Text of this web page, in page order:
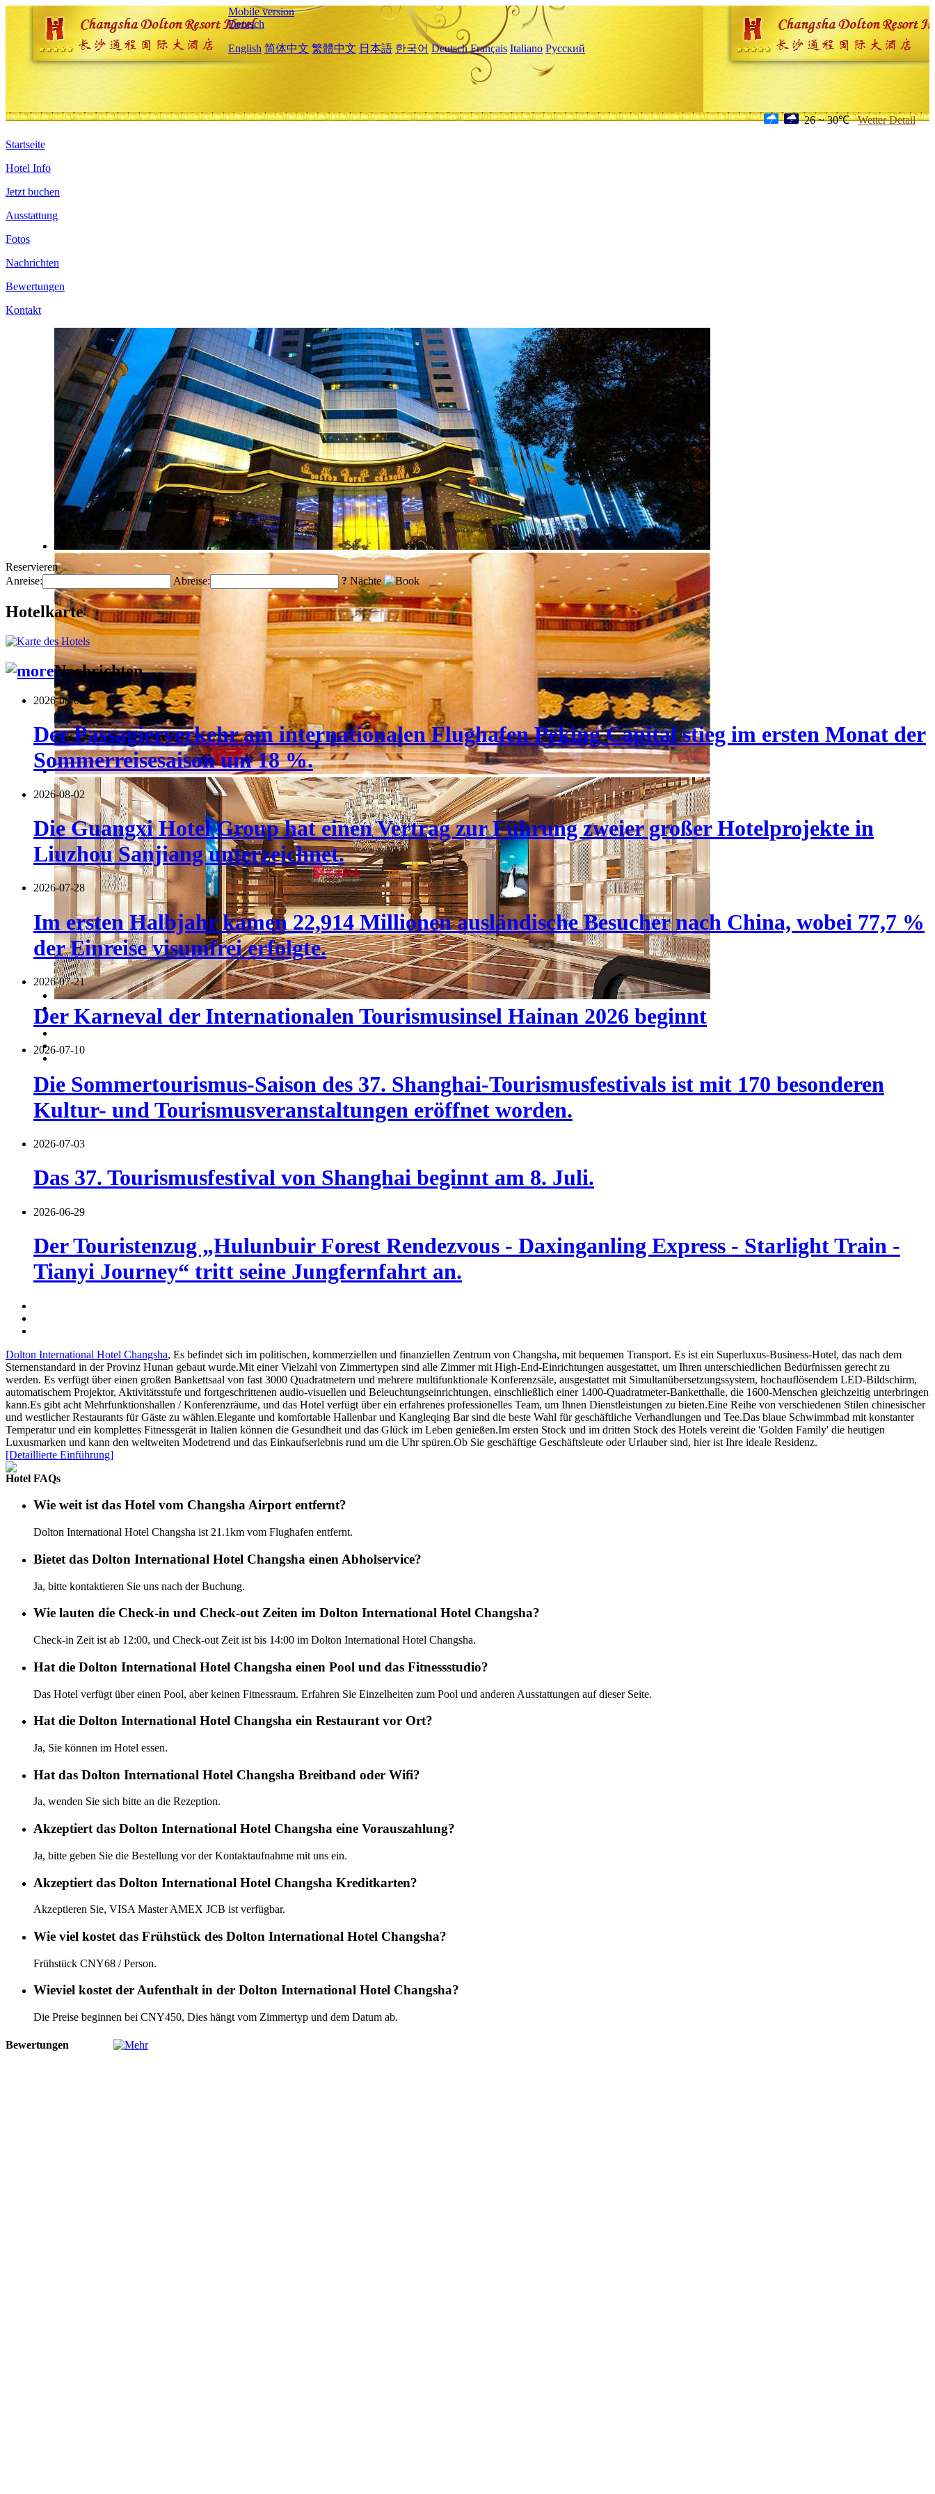
Mobile version
Deutsch
English 简体中文 繁體中文 日本語 한국어 Deutsch Français Italiano Русский
26 ~ 30℃ Wetter Detail
Startseite
Hotel Info
Jetzt buchen
Ausstattung
Fotos
Nachrichten
Bewertungen
Kontakt
Reservieren
Anreise:
Abreise: ?Nächte
Hotelkarte
Nachrichten
2026-08-08
Der Passagierverkehr am internationalen Flughafen Peking Capital stieg im ersten Monat der
Sommerreisesaison um 18 %.
2026-08-02
Die Guangxi Hotel Group hat einen Vertrag zur Führung zweier großer Hotelprojekte in
Liuzhou Sanjiang unterzeichnet.
2026-07-28
Im ersten Halbjahr kamen 22,914 Millionen ausländische Besucher nach China, wobei 77,7 %
der Einreise visumfrei erfolgte.
2026-07-21
Der Karneval der Internationalen Tourismusinsel Hainan 2026 beginnt
2026-07-10
Die Sommertourismus-Saison des 37. Shanghai-Tourismusfestivals ist mit 170 besonderen
Kultur- und Tourismusveranstaltungen eröffnet worden.
2026-07-03
Das 37. Tourismusfestival von Shanghai beginnt am 8. Juli.
2026-06-29
Der Touristenzug „Hulunbuir Forest Rendezvous - Daxinganling Express - Starlight Train -
Tianyi Journey“ tritt seine Jungfernfahrt an.
Dolton International Hotel Changsha, Es befindet sich im politischen, kommerziellen und finanziellen Zentrum von Changsha, mit bequemen Transport. Es ist ein Superluxus-Business-Hotel, das nach dem
Sternenstandard in der Provinz Hunan gebaut wurde.Mit einer Vielzahl von Zimmertypen sind alle Zimmer mit High-End-Einrichtungen ausgestattet, um Ihren unterschiedlichen Bedürfnissen gerecht zu
werden. Es verfügt über einen großen Bankettsaal von fast 3000 Quadratmetern und mehrere multifunktionale Konferenzsäle, ausgestattet mit Simultanübersetzungssystem, hochauflösendem LED-Bildschirm,
automatischem Projektor, Aktivitätsstufe und fortgeschrittenen audio-visuellen und Beleuchtungseinrichtungen, einschließlich einer 1400-Quadratmeter-Banketthalle, die 1600-Menschen gleichzeitig unterbringen
kann.Es gibt acht Mehrfunktionshallen / Konferenzräume, und das Hotel verfügt über ein erfahrenes professionelles Team, um Ihnen Dienstleistungen zu bieten.Eine Reihe von verschiedenen Stilen chinesischer
und westlicher Restaurants für Gäste zu wählen.Elegante und komfortable Hallenbar und Kangleqing Bar sind die beste Wahl für geschäftliche Verhandlungen und Tee.Das blaue Schwimmbad mit konstanter
Temperatur und ein komplettes Fitnessgerät in Italien können die Gesundheit und das Glück im Leben genießen.Im ersten Stock und im dritten Stock des Hotels vereint die 'Golden Family' die heutigen
Luxusmarken und kann den weltweiten Modetrend und das Einkaufserlebnis rund um die Uhr spüren.Ob Sie geschäftige Geschäftsleute oder Urlauber sind, hier ist Ihre ideale Residenz.
[Detaillierte Einführung]
Hotel FAQs
Wie weit ist das Hotel vom Changsha Airport entfernt?
Dolton International Hotel Changsha ist 21.1km vom Flughafen entfernt.
Bietet das Dolton International Hotel Changsha einen Abholservice?
Ja, bitte kontaktieren Sie uns nach der Buchung.
Wie lauten die Check-in und Check-out Zeiten im Dolton International Hotel Changsha?
Check-in Zeit ist ab 12:00, und Check-out Zeit ist bis 14:00 im Dolton International Hotel Changsha.
Hat die Dolton International Hotel Changsha einen Pool und das Fitnessstudio?
Das Hotel verfügt über einen Pool, aber keinen Fitnessraum. Erfahren Sie Einzelheiten zum Pool und anderen Ausstattungen auf dieser Seite.
Hat die Dolton International Hotel Changsha ein Restaurant vor Ort?
Ja, Sie können im Hotel essen.
Hat das Dolton International Hotel Changsha Breitband oder Wifi?
Ja, wenden Sie sich bitte an die Rezeption.
Akzeptiert das Dolton International Hotel Changsha eine Vorauszahlung?
Ja, bitte geben Sie die Bestellung vor der Kontaktaufnahme mit uns ein.
Akzeptiert das Dolton International Hotel Changsha Kreditkarten?
Akzeptieren Sie, VISA Master AMEX JCB ist verfügbar.
Wie viel kostet das Frühstück des Dolton International Hotel Changsha?
Frühstück CNY68 / Person.
Wieviel kostet der Aufenthalt in der Dolton International Hotel Changsha?
Die Preise beginnen bei CNY450, Dies hängt vom Zimmertyp und dem Datum ab.
Bewertungen